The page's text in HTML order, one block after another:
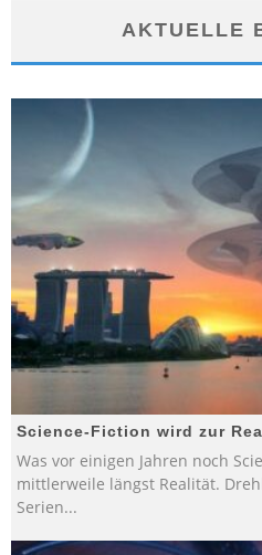
AKTUELLE
Science-Fiction wird zur
Was vor einigen Jahren noch
mittlerweile längst Realität.
Serien...